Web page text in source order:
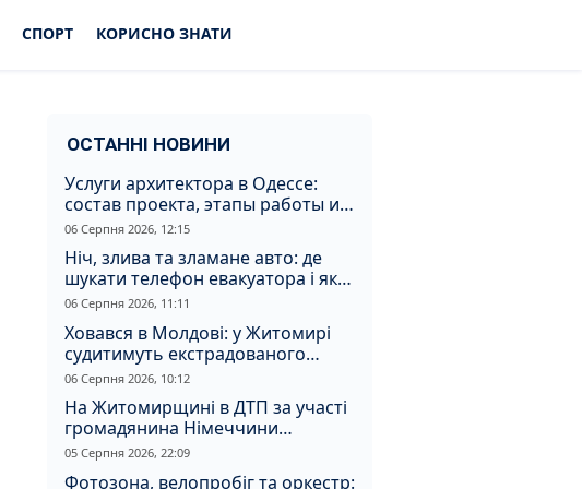
СПОРТ КОРИСНО ЗНАТИ
ОСТАННІ НОВИНИ
Услуги архитектора в Одессе:
состав проекта, этапы работы и
стоимость
06 Серпня 2026, 12:15
Ніч, злива та зламане авто: де
шукати телефон евакуатора і як
не натрапити на аферистів
06 Серпня 2026, 11:11
Ховався в Молдові: у Житомирі
судитимуть екстрадованого
іноземця за сурогатний спирт і
відмивання грошей
06 Серпня 2026, 10:12
На Житомирщині в ДТП за участі
громадянина Німеччини
постраждали двоє людей
05 Серпня 2026, 22:09
Фотозона, велопробіг та оркестр: